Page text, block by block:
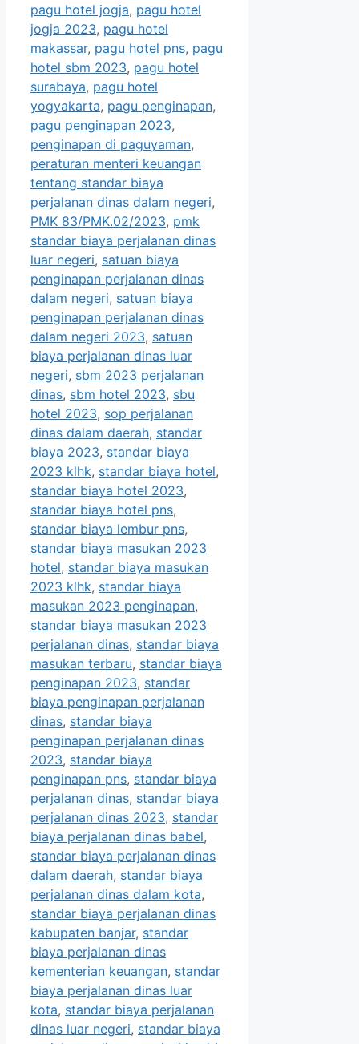
pagu hotel jogja, pagu hotel
jogja 2023, pagu hotel
makassar, pagu hotel pns, pagu
hotel sbm 2023, pagu hotel
surabaya, pagu hotel
yogyakarta, pagu penginapan,
pagu penginapan 2023,
penginapan di paguyaman,
peraturan menteri keuangan
tentang standar biaya
perjalanan dinas dalam negeri,
PMK 83/PMK.02/2023, pmk
standar biaya perjalanan dinas
luar negeri, satuan biaya
penginapan perjalanan dinas
dalam negeri, satuan biaya
penginapan perjalanan dinas
dalam negeri 2023, satuan
biaya perjalanan dinas luar
negeri, sbm 2023 perjalanan
dinas, sbm hotel 2023, sbu
hotel 2023, sop perjalanan
dinas dalam daerah, standar
biaya 2023, standar biaya
2023 klhk, standar biaya hotel,
standar biaya hotel 2023,
standar biaya hotel pns,
standar biaya lembur pns,
standar biaya masukan 2023
hotel, standar biaya masukan
2023 klhk, standar biaya
masukan 2023 penginapan,
standar biaya masukan 2023
perjalanan dinas, standar biaya
masukan terbaru, standar biaya
penginapan 2023, standar
biaya penginapan perjalanan
dinas, standar biaya
penginapan perjalanan dinas
2023, standar biaya
penginapan pns, standar biaya
perjalanan dinas, standar biaya
perjalanan dinas 2023, standar
biaya perjalanan dinas babel,
standar biaya perjalanan dinas
dalam daerah, standar biaya
perjalanan dinas dalam kota,
standar biaya perjalanan dinas
kabupaten banjar, standar
biaya perjalanan dinas
kementerian keuangan, standar
biaya perjalanan dinas luar
kota, standar biaya perjalanan
dinas luar negeri, standar biaya